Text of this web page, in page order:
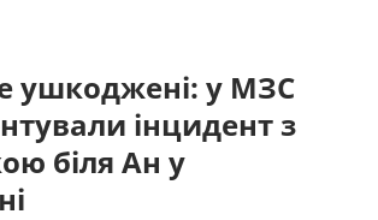
ушкоджені: у МЗС
інцидент з
біля Ан у